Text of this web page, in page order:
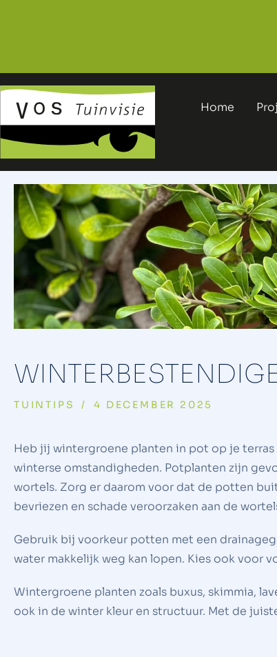
Home
TUINTIPS / 4 DECEMBER 2025
Heb jij wintergroene planten in pot op je
winterse omstandigheden. Potplanten zijn
wortels. Zorg er daarom voor dat de potten
bevriezen en schade veroorzaken aan de
Gebruik bij voorkeur potten met een
water makkelijk weg kan lopen. Kies ook voor
Wintergroene planten zoals buxus, skimmia,
ook in de winter kleur en structuur. Met de